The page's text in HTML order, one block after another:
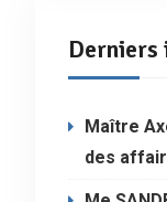
Maître
des